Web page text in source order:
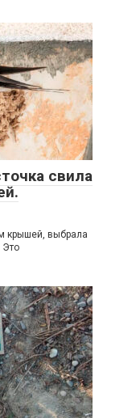
свила
крышей, выбрала
Это